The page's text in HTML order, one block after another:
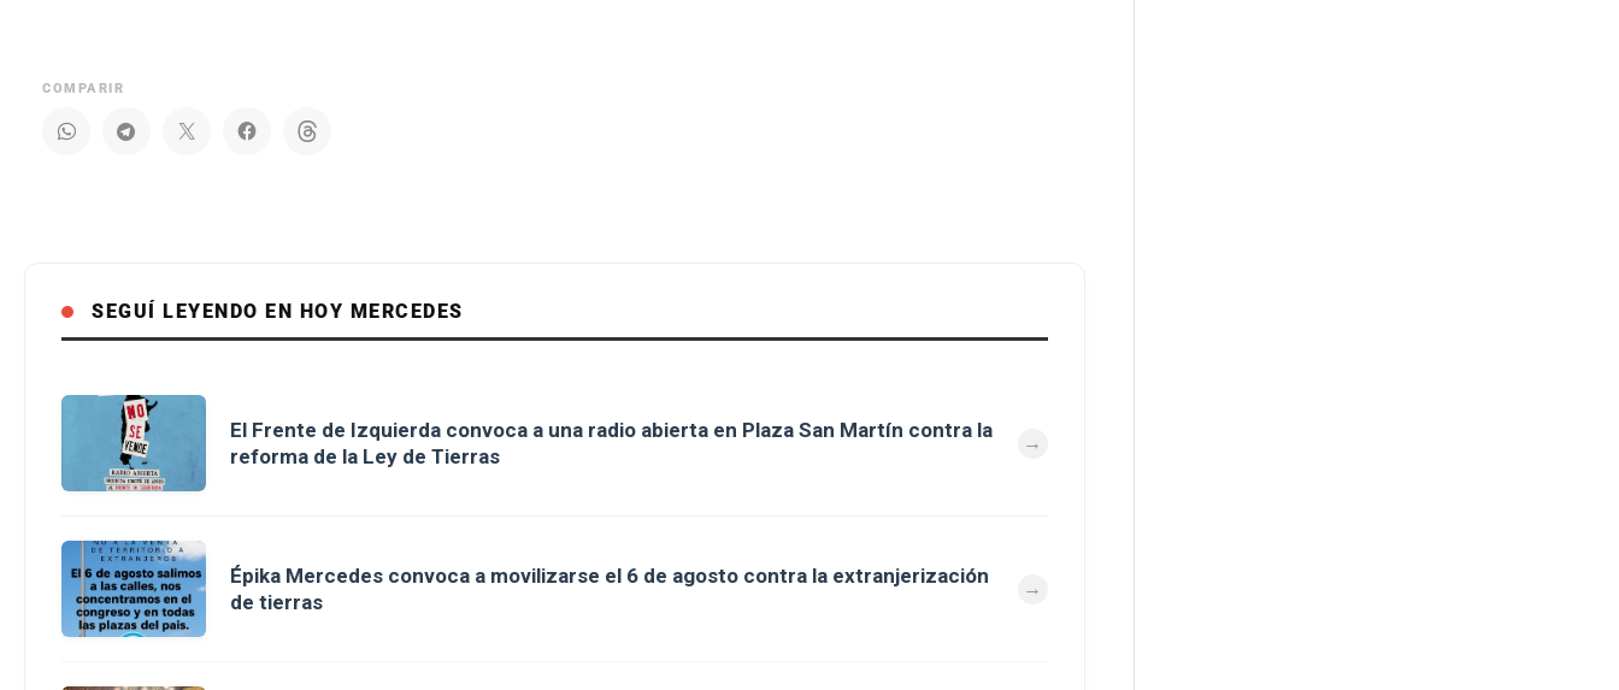
COMPARIR
SEGUÍ LEYENDO EN HOY MERCEDES
El Frente de Izquierda convoca a una radio abierta en Plaza San Martín contra la
reforma de la Ley de Tierras
Épika Mercedes convoca a movilizarse el 6 de agosto contra la extranjerización
de tierras